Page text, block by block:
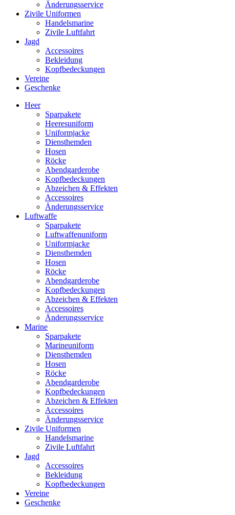
Änderungsservice
Zivile Uniformen
Handelsmarine
Zivile Luftfahrt
Jagd
Accessoires
Bekleidung
Kopfbedeckungen
Vereine
Geschenke
Heer
Sparpakete
Heeresuniform
Uniformjacke
Diensthemden
Hosen
Röcke
Abendgarderobe
Kopfbedeckungen
Abzeichen & Effekten
Accessoires
Änderungsservice
Luftwaffe
Sparpakete
Luftwaffenuniform
Uniformjacke
Diensthemden
Hosen
Röcke
Abendgarderobe
Kopfbedeckungen
Abzeichen & Effekten
Accessoires
Änderungsservice
Marine
Sparpakete
Marineuniform
Diensthemden
Hosen
Röcke
Abendgarderobe
Kopfbedeckungen
Abzeichen & Effekten
Accessoires
Änderungsservice
Zivile Uniformen
Handelsmarine
Zivile Luftfahrt
Jagd
Accessoires
Bekleidung
Kopfbedeckungen
Vereine
Geschenke